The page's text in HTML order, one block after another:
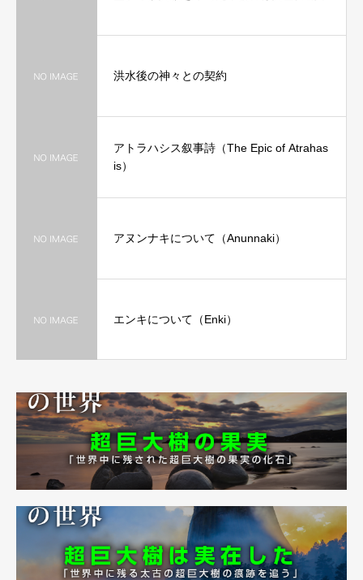
洪水後の神々との契約
アトラハシス叙事詩（The Epic of Atrahas
is）
アヌンナキについて（Anunnaki）
エンキについて（Enki）